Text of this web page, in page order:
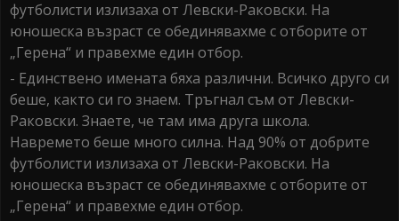
футболисти излизаха от Левски-Раковски. На
юношеска възраст се обединявахме с отборите от
„Герена“ и правехме един отбор.
- Единствено имената бяха различни. Всичко друго си
беше, както си го знаем. Тръгнал съм от Левски-
Раковски. Знаете, че там има друга школа.
Навремето беше много силна. Над 90% от добрите
футболисти излизаха от Левски-Раковски. На
юношеска възраст се обединявахме с отборите от
„Герена“ и правехме един отбор.